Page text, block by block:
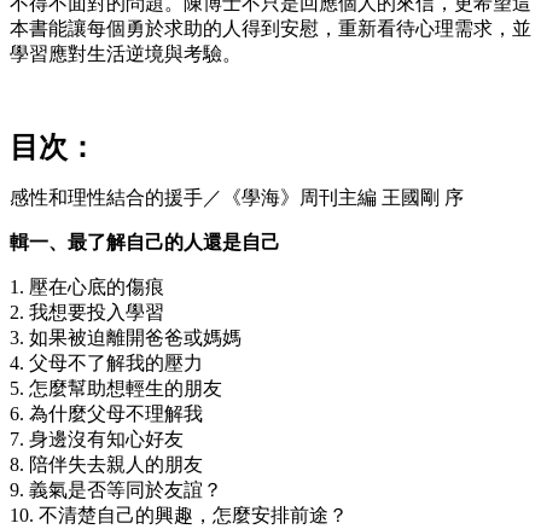
本書能讓每個勇於求助的人得到安慰，重新看待心理需求，並
學習應對生活逆境與考驗。
目次：
感性和理性結合的援手／《學海》周刊主編 王國剛 序
輯一、最了解自己的人還是自己
1. 壓在心底的傷痕
2. 我想要投入學習
3. 如果被迫離開爸爸或媽媽
4. 父母不了解我的壓力
5. 怎麼幫助想輕生的朋友
6. 為什麼父母不理解我
7. 身邊沒有知心好友
8. 陪伴失去親人的朋友
9. 義氣是否等同於友誼？
10. 不清楚自己的興趣，怎麼安排前途？